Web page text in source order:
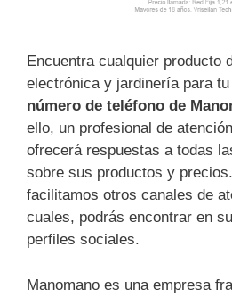
Encuentra cualquier producto
electrónica y jardinería para
número de teléfono de
ello, un profesional de
ofrecerá respuestas a todas
sobre sus productos y
facilitamos otros canales de
cuales, podrás encontrar en
perfiles sociales.
Manomano es una empresa